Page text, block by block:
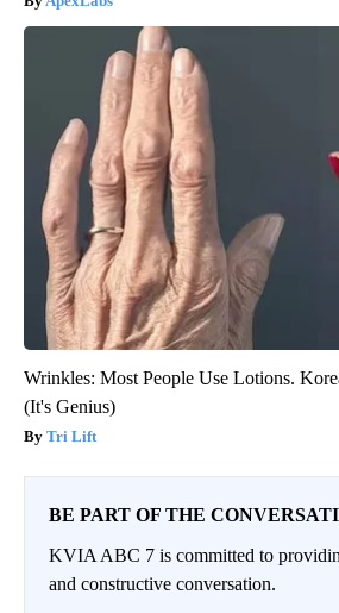
Wrinkles: Most People Use Lotions.
(It's Genius)
Tri Lift
BE PART OF THE
KVIA ABC 7 is committed to
and constructive conversation.